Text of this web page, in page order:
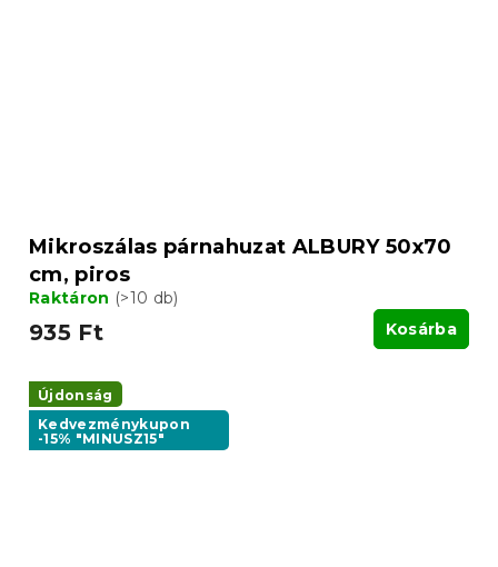
Mikroszálas párnahuzat ALBURY 50x70
cm, piros
Raktáron (>10 db)
935 Ft Kosárba
Újdonság
Kedvezménykupon
-15% "MINUSZ15"